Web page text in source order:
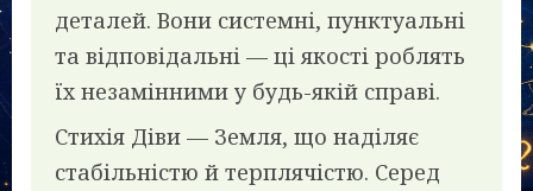
деталей. Вони системні, пунктуальні
та відповідальні — ці якості роблять
їх незамінними у будь-якій справі.
Стихія Діви — Земля, що наділяє
стабільністю й терплячістю. Серед